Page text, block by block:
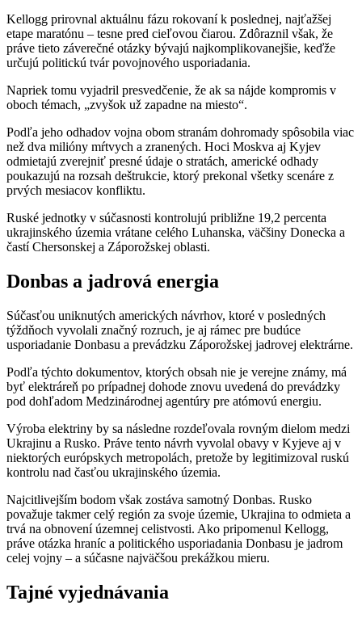
Kellogg prirovnal aktuálnu fázu rokovaní k poslednej, najťažšej
etape maratónu – tesne pred cieľovou čiarou. Zdôraznil však, že
práve tieto záverečné otázky bývajú najkomplikovanejšie, keďže
určujú politickú tvár povojnového usporiadania.
Napriek tomu vyjadril presvedčenie, že ak sa nájde kompromis v
oboch témach, „zvyšok už zapadne na miesto“.
Podľa jeho odhadov vojna obom stranám dohromady spôsobila viac
než dva milióny mŕtvych a zranených. Hoci Moskva aj Kyjev
odmietajú zverejniť presné údaje o stratách, americké odhady
poukazujú na rozsah deštrukcie, ktorý prekonal všetky scenáre z
prvých mesiacov konfliktu.
Ruské jednotky v súčasnosti kontrolujú približne 19,2 percenta
ukrajinského územia vrátane celého Luhanska, väčšiny Donecka a
častí Chersonskej a Záporožskej oblasti.
Donbas a jadrová energia
Súčasťou uniknutých amerických návrhov, ktoré v posledných
týždňoch vyvolali značný rozruch, je aj rámec pre budúce
usporiadanie Donbasu a prevádzku Záporožskej jadrovej elektrárne.
Podľa týchto dokumentov, ktorých obsah nie je verejne známy, má
byť elektráreň po prípadnej dohode znovu uvedená do prevádzky
pod dohľadom Medzinárodnej agentúry pre atómovú energiu.
Výroba elektriny by sa následne rozdeľovala rovným dielom medzi
Ukrajinu a Rusko. Práve tento návrh vyvolal obavy v Kyjeve aj v
niektorých európskych metropolách, pretože by legitimizoval ruskú
kontrolu nad časťou ukrajinského územia.
Najcitlivejším bodom však zostáva samotný Donbas. Rusko
považuje takmer celý región za svoje územie, Ukrajina to odmieta a
trvá na obnovení územnej celistvosti. Ako pripomenul Kellogg,
práve otázka hraníc a politického usporiadania Donbasu je jadrom
celej vojny – a súčasne najväčšou prekážkou mieru.
Tajné vyjednávania